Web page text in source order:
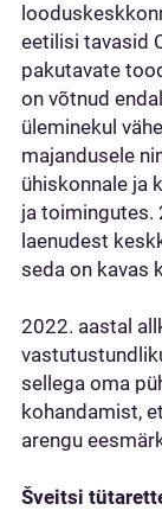
eetilisi tavasid
pakutavate
on võtnud
üleminekul
majandusele
ühiskonnale ja
ja toimingutes.
laenudest
seda on kavas
2022. aastal
sellega oma
kohandamist,
arengu
Šveitsi